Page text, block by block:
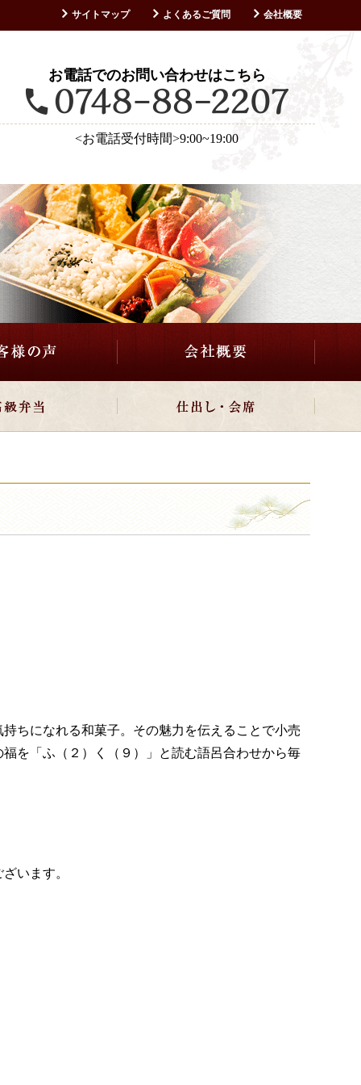
サイトマップ よくあるご質問 会社概要
お電話でのお問い合わせはこちら
<お電話受付時間>9:00~19:00
ちになれる和菓子。その魅力を伝えることで小売
を「ふ（２）く（９）」と読む語呂合わせから毎
います。